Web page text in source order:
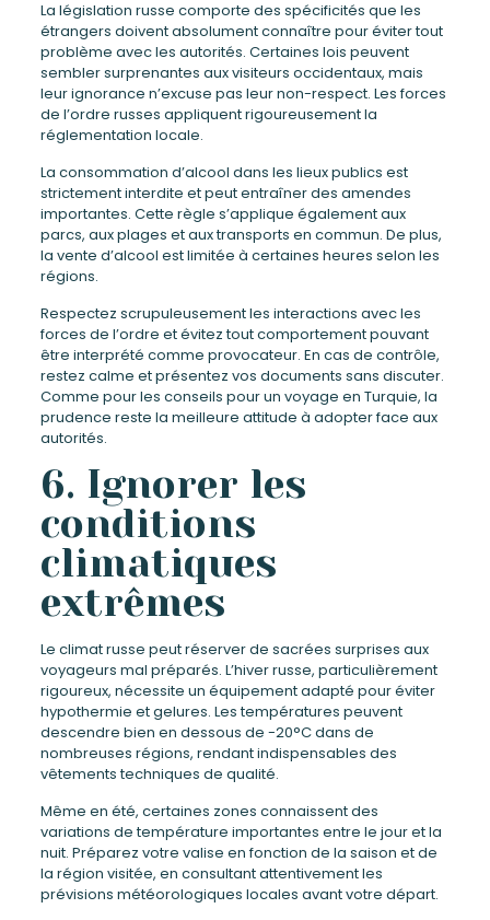
La législation russe comporte des spécificités que les
étrangers doivent absolument connaître pour éviter tout
problème avec les autorités. Certaines lois peuvent
sembler surprenantes aux visiteurs occidentaux, mais
leur ignorance n’excuse pas leur non-respect. Les forces
de l’ordre russes appliquent rigoureusement la
réglementation locale.
La consommation d’alcool dans les lieux publics est
strictement interdite et peut entraîner des amendes
importantes. Cette règle s’applique également aux
parcs, aux plages et aux transports en commun. De plus,
la vente d’alcool est limitée à certaines heures selon les
régions.
Respectez scrupuleusement les interactions avec les
forces de l’ordre et évitez tout comportement pouvant
être interprété comme provocateur. En cas de contrôle,
restez calme et présentez vos documents sans discuter.
Comme pour les conseils pour un voyage en Turquie, la
prudence reste la meilleure attitude à adopter face aux
autorités.
6. Ignorer les
conditions
climatiques
extrêmes
Le climat russe peut réserver de sacrées surprises aux
voyageurs mal préparés. L’hiver russe, particulièrement
rigoureux, nécessite un équipement adapté pour éviter
hypothermie et gelures. Les températures peuvent
descendre bien en dessous de -20°C dans de
nombreuses régions, rendant indispensables des
vêtements techniques de qualité.
Même en été, certaines zones connaissent des
variations de température importantes entre le jour et la
nuit. Préparez votre valise en fonction de la saison et de
la région visitée, en consultant attentivement les
prévisions météorologiques locales avant votre départ.